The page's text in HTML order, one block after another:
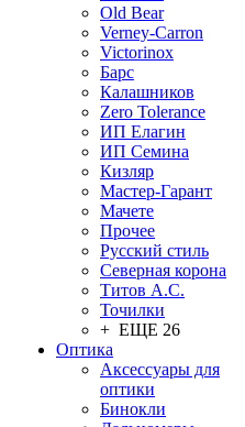
Old Bear
Verney-Carron
Victorinox
Барс
Калашников
Zero Tolerance
ИП Елагин
ИП Семина
Кизляр
Мастер-Гарант
Мачете
Прочее
Русский стиль
Северная корона
Титов А.С.
Точилки
+ ЕЩЕ 26
Оптика
Аксессуары для
оптики
Бинокли